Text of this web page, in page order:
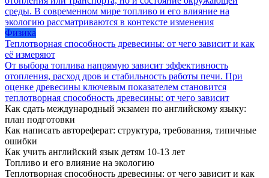
среды. В современном мире топливо и его влияние на
экологию рассматриваются в контексте изменения
Физика
Теплотворная способность древесины: от чего зависит и как
её измеряют
От выбора топлива напрямую зависит эффективность
отопления, расход дров и стабильность работы печи. При
оценке древесины ключевым показателем становится
теплотворная способность древесины: от чего зависит
Как сдать международный экзамен по английскому языку:
план подготовки
Как написать автореферат: структура, требования, типичные
ошибки
Как учить английский язык детям 10-13 лет
Топливо и его влияние на экологию
Теплотворная способность древесины: от чего зависит и как